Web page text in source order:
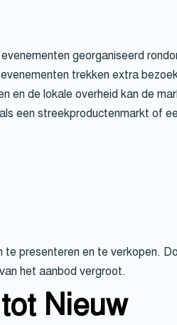
georganiseerd
trekken extra
en de lokale overheid kan de
een streekproductenmarkt of
te presenteren en te verkopen.
het aanbod vergroot.
Nieuw